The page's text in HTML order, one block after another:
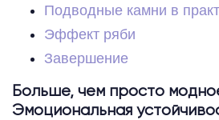
Подводные камни в
Эффект ряби
Завершение
Больше, чем просто
Эмоциональная